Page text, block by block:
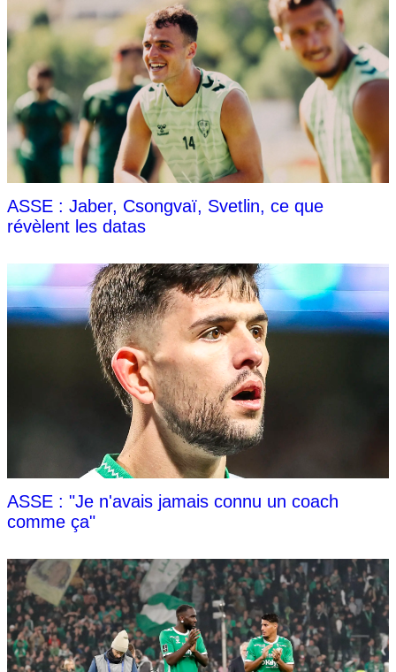
ASSE : Jaber, Csongvaï, Svetlin, ce que
révèlent les datas
ASSE : "Je n'avais jamais connu un coach
comme ça"